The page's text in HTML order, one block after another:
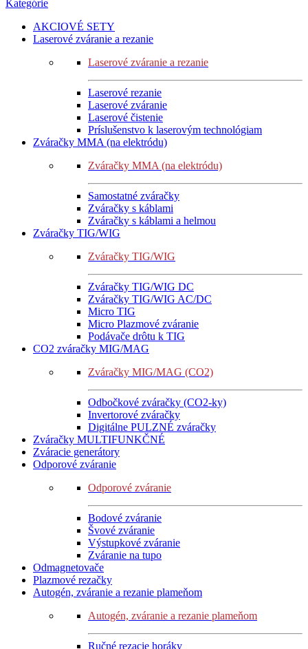
Kategórie
AKCIOVÉ SETY
Laserové zváranie a rezanie
Laserové zváranie a rezanie
Laserové rezanie
Laserové zváranie
Laserové čistenie
Príslušenstvo k laserovým technológiam
Zváračky MMA (na elektródu)
Zváračky MMA (na elektródu)
Samostatné zváračky
Zváračky s káblami
Zváračky s káblami a helmou
Zváračky TIG/WIG
Zváračky TIG/WIG
Zváračky TIG/WIG DC
Zváračky TIG/WIG AC/DC
Micro TIG
Micro Plazmové zváranie
Podávače drôtu k TIG
CO2 zváračky MIG/MAG
Zváračky MIG/MAG (CO2)
Odbočkové zváračky (CO2-ky)
Invertorové zváračky
Digitálne PULZNÉ zváračky
Zváračky MULTIFUNKČNÉ
Zváracie generátory
Odporové zváranie
Odporové zváranie
Bodové zváranie
Švové zváranie
Výstupkové zváranie
Zváranie na tupo
Odmagnetovače
Plazmové rezačky
Autogén, zváranie a rezanie plameňom
Autogén, zváranie a rezanie plameňom
Ručné rezacie horáky